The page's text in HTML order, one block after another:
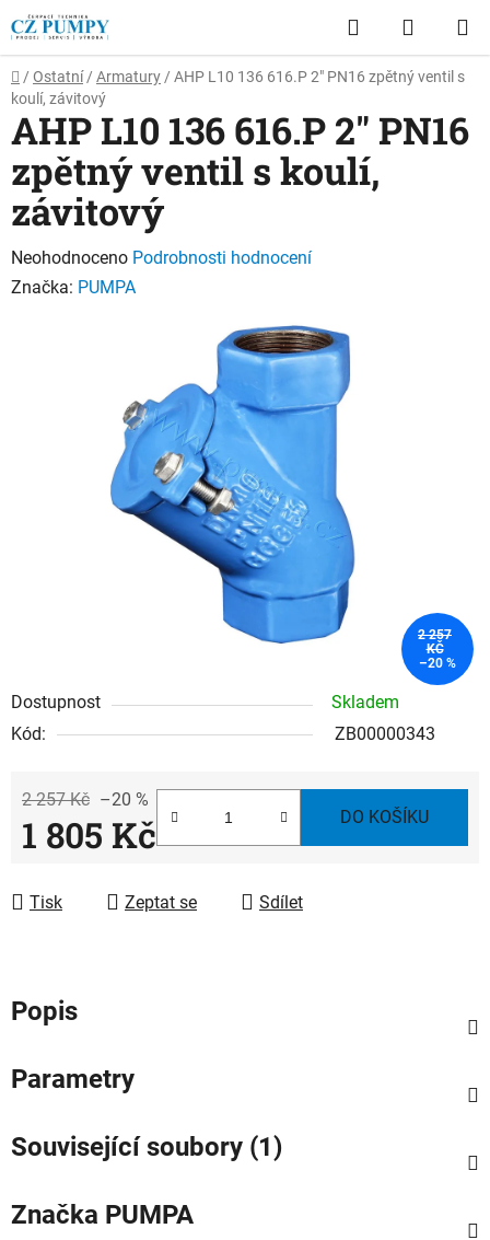
Přejít
na
obsah
Hledat
KOŠÍK
Domů
/ Ostatní / Armatury / AHP L10 136 616.P 2" PN16 zpětný ventil s
koulí, závitový
Dostupnost
Skladem
Kód:
ZB00000343
2 257 Kč –20 %
1 805 Kč DO KOŠÍKU
Tisk Zeptat se Sdílet
AHP L10 136 616.P 2" PN16
zpětný ventil s koulí,
závitový
Průměrné
hodnocení
Neohodnoceno Podrobnosti hodnocení
Značka: PUMPA
2 257
KČ
–20 %
Popis
Parametry
Související soubory (1)
Značka PUMPA